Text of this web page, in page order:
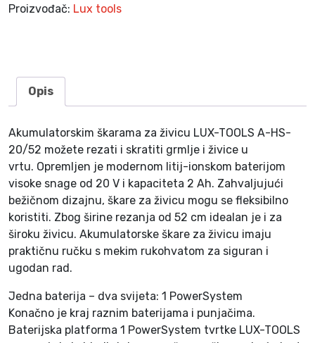
Proizvođač: Lux tools
Opis
Akumulatorskim škarama za živicu LUX-TOOLS A-HS-
20/52 možete rezati i skratiti grmlje i živice u
vrtu. Opremljen je modernom litij-ionskom baterijom
visoke snage od 20 V i kapaciteta 2 Ah. Zahvaljujući
bežičnom dizajnu, škare za živicu mogu se fleksibilno
koristiti. Zbog širine rezanja od 52 cm idealan je i za
široku živicu. Akumulatorske škare za živicu imaju
praktičnu ručku s mekim rukohvatom za siguran i
ugodan rad.
Jedna baterija – dva svijeta: 1 PowerSystem
Konačno je kraj raznim baterijama i punjačima.
Baterijska platforma 1 PowerSystem tvrtke LUX-TOOLS